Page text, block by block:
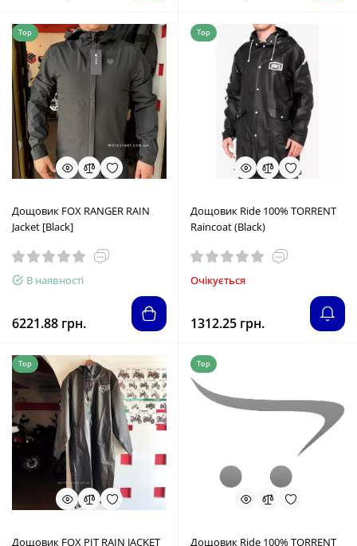
Top
Дощовик FOX RANGER RAIN
Jacket [Black]
В наявності
6221.88 грн.
Top
Дощовик Ride 100% TORRENT
Raincoat (Black)
Очікується
1312.25 грн.
Top
Дощовик FOX PIT RAIN JACKET
Top
Дощовик Ride 100% TORRENT